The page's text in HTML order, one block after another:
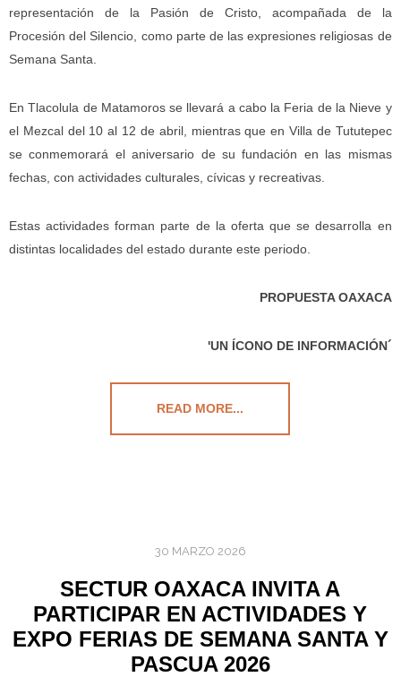
representación de la Pasión de Cristo, acompañada de la
Procesión del Silencio, como parte de las expresiones religiosas de
Semana Santa.
En Tlacolula de Matamoros se llevará a cabo la Feria de la Nieve y
el Mezcal del 10 al 12 de abril, mientras que en Villa de Tututepec
se conmemorará el aniversario de su fundación en las mismas
fechas, con actividades culturales, cívicas y recreativas.
Estas actividades forman parte de la oferta que se desarrolla en
distintas localidades del estado durante este periodo.
PROPUESTA OAXACA
'UN ÍCONO DE INFORMACIÓN´
READ MORE...
30 MARZO 2026
SECTUR OAXACA INVITA A
PARTICIPAR EN ACTIVIDADES Y
EXPO FERIAS DE SEMANA SANTA Y
PASCUA 2026